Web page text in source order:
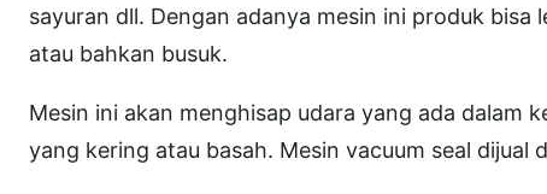
sayuran dll. Dengan adanya mesin ini produk
atau bahkan busuk.
Mesin ini akan menghisap udara yang ada dalam
yang kering atau basah. Mesin vacuum seal dijual